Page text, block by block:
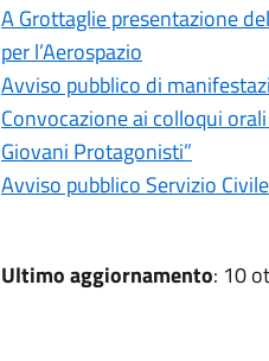
A Grottaglie presentazione
per l’Aerospazio
Avviso pubblico di
Convocazione ai colloqui
Giovani Protagonisti”
Avviso pubblico Servizio
Ultimo aggiornamento: 10